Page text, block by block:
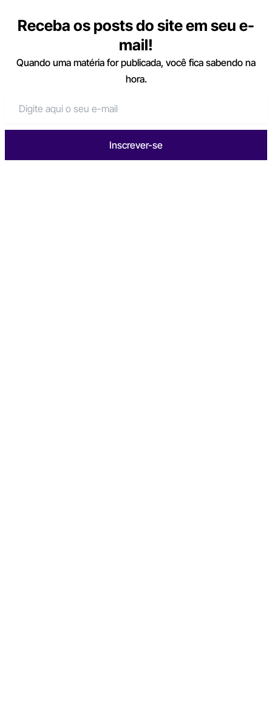
Receba os posts do site em seu e-
mail!
Quando uma matéria for publicada, você fica sabendo na
hora.
Inscrever-se